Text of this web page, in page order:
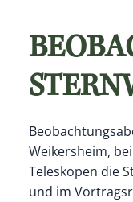
Weikersheim,
Teleskopen die
und im